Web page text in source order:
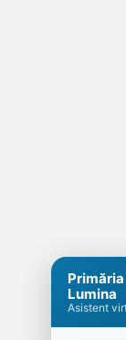
Lumina
Asistent